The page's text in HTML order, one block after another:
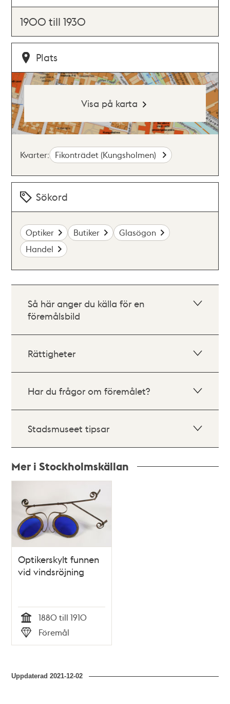
1900 till 1930
Plats
Visa på karta
Kvarter: Fikonträdet (Kungsholmen)
Sökord
Optiker Butiker
Glasögon
Handel
Så här anger du källa för en
föremålsbild
Rättigheter
Har du frågor om föremålet?
Stadsmuseet tipsar
Mer i Stockholmskällan
poster
teman
Optikerskylt funnen
vid vindsröjning
Tid
1880 till 1910
Typ
Föremål
Uppdaterad2021-12-02